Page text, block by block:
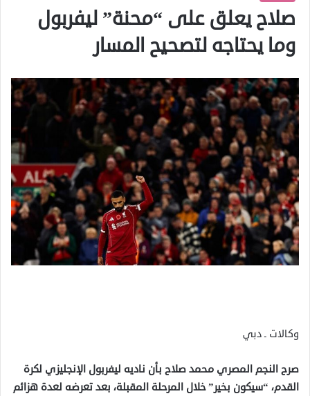
صلاح يعلق على “محنة” ليفربول
وما يحتاجه لتصحيح المسار
وكالات ـ دبي
صرح النجم المصري محمد صلاح بأن ناديه ليفربول الإنجليزي لكرة
القدم، “سيكون بخير” خلال المرحلة المقبلة، بعد تعرضه لعدة هزائم